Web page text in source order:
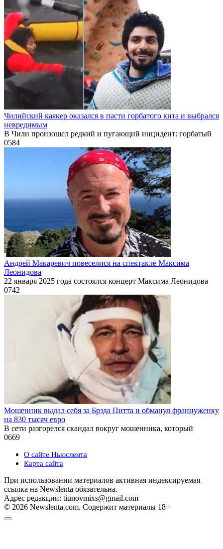
Чилийский каякер оказался в пасти горбатого кита и выбрался
невредимым
В Чили произошел редкий и пугающий инцидент: горбатый
0584
Андрей Макаревич повеселися на спектакле Максима
Леонидова
22 января 2025 года состоялся концерт Максима Леонидова
0742
Мошенник выдал себя за Брэда Питта и обманул француженку
на 830 тысяч евро
В сети разгорелся скандал вокруг мошенника, который
0669
О сайте Ньюслента
Карта сайта
При использовании материалов активная индексируемая
ссылка на Newslenta обязательна.
Адрес редакции: tiunovmixs@gmail.com
© 2026 Newslenta.com. Содержит материалы 18+